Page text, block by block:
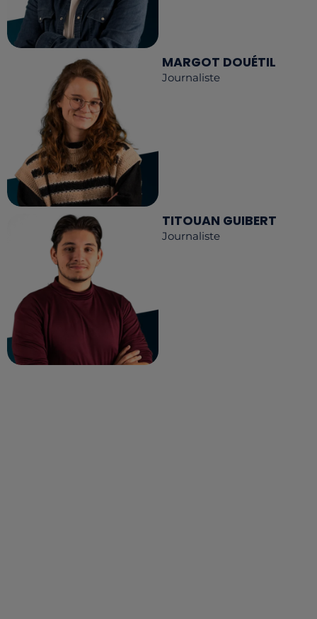
MARGOT DOUÉTIL
Journaliste
TITOUAN GUIBERT
Journaliste